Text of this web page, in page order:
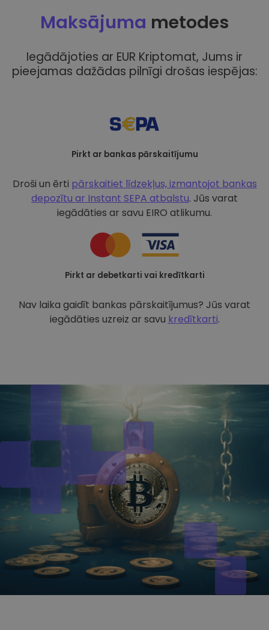
Maksājuma metodes
Iegādājoties ar EUR Kriptomat, Jums ir
pieejamas dažādas pilnīgi drošas iespējas:
Pirkt ar bankas pārskaitījumu
Droši un ērti pārskaitiet līdzekļus, izmantojot bankas
depozītu ar Instant SEPA atbalstu. Jūs varat
iegādāties ar savu EIRO atlikumu.
Pirkt ar debetkarti vai kredītkarti
Nav laika gaidīt bankas pārskaitījumus? Jūs varat
iegādāties uzreiz ar savu kredītkarti.